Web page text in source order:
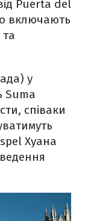
Puerta del
включають
у
Suma
співаки
Хуана